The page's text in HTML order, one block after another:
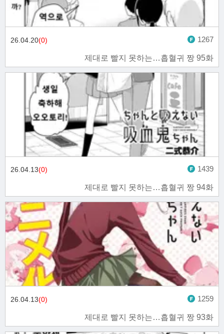
제대로 빨지 못하는…흡혈귀 짱 95화
26.04.20(0) 1267
제대로 빨지 못하는…흡혈귀 짱 94화
26.04.13(0) 1439
제대로 빨지 못하는…흡혈귀 짱 93화
26.04.13(0) 1259